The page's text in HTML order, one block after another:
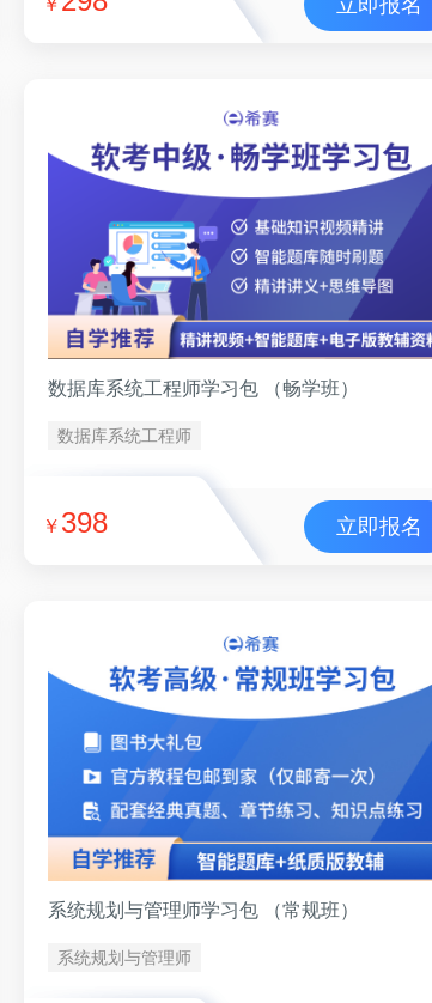
数据库系统工程师学习包 （畅学班）
数据库系统工程师
￥ 398 立即报名
系统规划与管理师学习包 （常规班）
系统规划与管理师